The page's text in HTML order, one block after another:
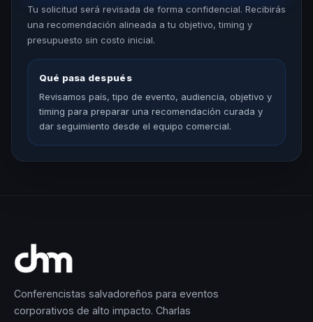
Tu solicitud será revisada de forma confidencial. Recibirás
una recomendación alineada a tu objetivo, timing y
presupuesto sin costo inicial.
Qué pasa después
Revisamos país, tipo de evento, audiencia, objetivo y
timing para preparar una recomendación curada y
dar seguimiento desde el equipo comercial.
Conferencistas salvadoreños para eventos
corporativos de alto impacto. Charlas